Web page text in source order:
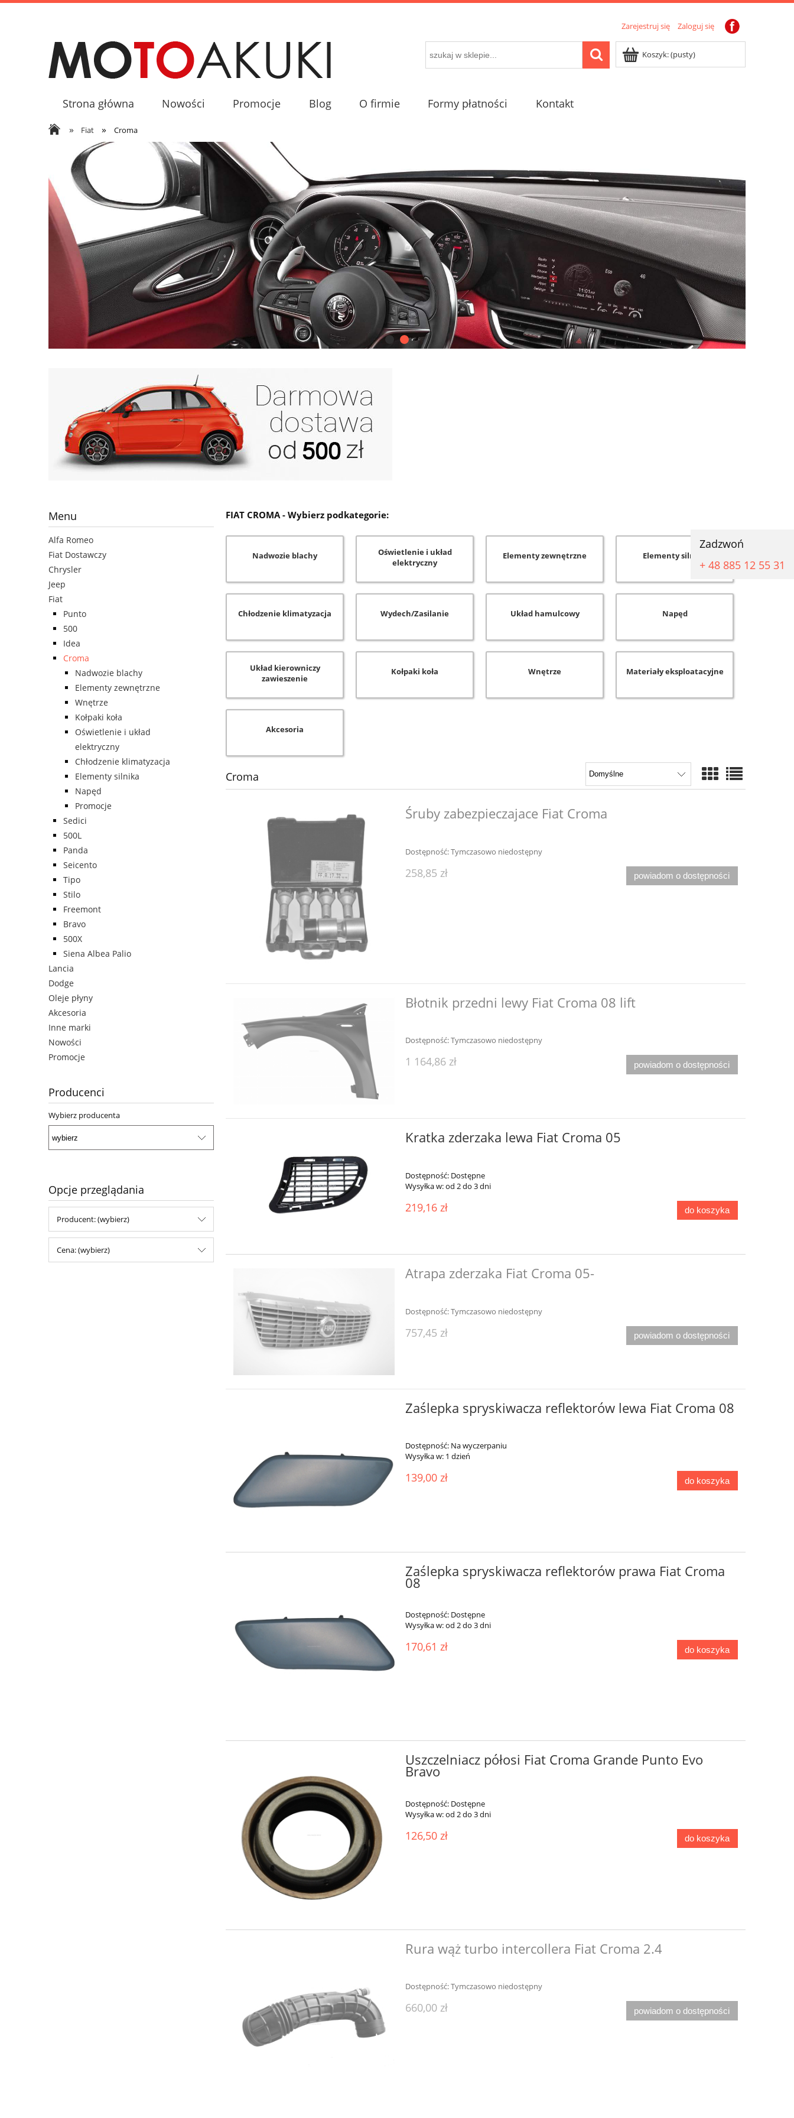
Zarejestruj się Zaloguj się
Zadzwoń
+ 48 885 12 55 31
Koszyk:(pusty)
Strona główna Nowości Promocje Blog O firmie Formy płatności Kontakt
» Fiat » Croma
Menu
Alfa Romeo
Fiat Dostawczy
Chrysler
Jeep
Fiat
Punto
500
Idea
Croma
Nadwozie blachy
Elementy zewnętrzne
Wnętrze
Kołpaki koła
Oświetlenie i układ
elektryczny
Chłodzenie klimatyzacja
Elementy silnika
Napęd
Promocje
Sedici
500L
Panda
Seicento
Tipo
Stilo
Freemont
Bravo
500X
Siena Albea Palio
Lancia
Dodge
Oleje płyny
Akcesoria
Inne marki
Nowości
Promocje
Producenci
Wybierz producenta
Opcje przeglądania
Producent: (wybierz)
Cena: (wybierz)
FIAT CROMA - Wybierz podkategorie:
Nadwozie blachy
Oświetlenie i układ
elektryczny
Elementy zewnętrzne Elementy silnika
Chłodzenie klimatyzacja Wydech/Zasilanie Układ hamulcowy Napęd
Układ kierowniczy
zawieszenie
Kołpaki koła Wnętrze Materiały eksploatacyjne
Akcesoria
Croma
Śruby zabezpieczajace Fiat Croma
Dostępność:Tymczasowo niedostępny
258,85 zł powiadom o dostępności
Błotnik przedni lewy Fiat Croma 08 lift
Dostępność:Tymczasowo niedostępny
1 164,86 zł powiadom o dostępności
Kratka zderzaka lewa Fiat Croma 05
Dostępność: Dostępne
Wysyłka w:od 2 do 3 dni
219,16 zł do koszyka
Atrapa zderzaka Fiat Croma 05-
Dostępność:Tymczasowo niedostępny
757,45 zł powiadom o dostępności
Zaślepka spryskiwacza reflektorów lewa Fiat Croma 08
Dostępność: Na wyczerpaniu
Wysyłka w: 1 dzień
139,00 zł do koszyka
Zaślepka spryskiwacza reflektorów prawa Fiat Croma
08
Dostępność: Dostępne
Wysyłka w:od 2 do 3 dni
170,61 zł do koszyka
Uszczelniacz półosi Fiat Croma Grande Punto Evo
Bravo
Dostępność: Dostępne
Wysyłka w:od 2 do 3 dni
126,50 zł do koszyka
Rura wąż turbo intercollera Fiat Croma 2.4
Dostępność:Tymczasowo niedostępny
660,00 zł powiadom o dostępności